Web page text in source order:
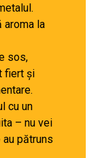
aroma la
sos,
fiert și
cu un
– nu vei
pătruns